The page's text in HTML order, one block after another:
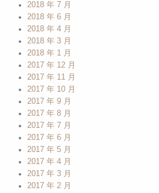
2018 年 7 月
2018 年 6 月
2018 年 4 月
2018 年 3 月
2018 年 1 月
2017 年 12 月
2017 年 11 月
2017 年 10 月
2017 年 9 月
2017 年 8 月
2017 年 7 月
2017 年 6 月
2017 年 5 月
2017 年 4 月
2017 年 3 月
2017 年 2 月